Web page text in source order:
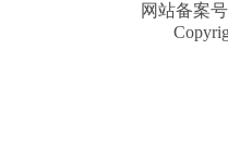
网站备案